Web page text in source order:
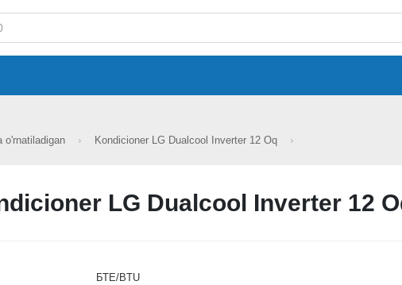
o'rnatiladigan Kondicioner LG Dualcool Inverter 12 Oq
LG Dualcool Inverter 12
БТЕ/BTU